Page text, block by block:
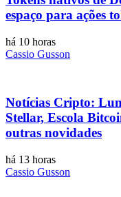
espaço para ações
há 10 horas
Cassio Gusson
Notícias Cripto:
Stellar, Escola
outras novidades
há 13 horas
Cassio Gusson